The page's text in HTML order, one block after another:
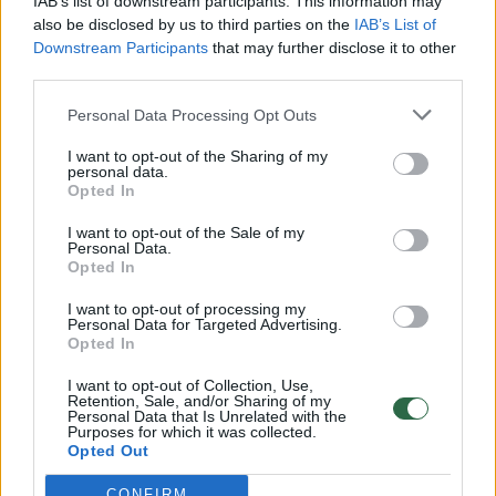
also be disclosed by us to third parties on the IAB’s List of
Downstream Participants that may further disclose it to other
Personal Data Processing Opt Outs
I want to opt-out of the Sharing of my
personal data.
Opted In
I want to opt-out of the Sale of my
Personal Data.
Opted In
I want to opt-out of processing my
Personal Data for Targeted Advertising.
Opted In
I want to opt-out of Collection, Use,
Retention, Sale, and/or Sharing of my
Personal Data that Is Unrelated with the
Purposes for which it was collected.
Opted Out
vaiko gyvybių išgelbėti nepavyko
Žinios | Lietuvos diena
00:00:57
Savaitės vidurys nusimato karštas: temperatūra kils iki
32 laipsnių šilumos
Žinios | Orai
Nufilmavo, kaip patvino Vilniaus Vakarinis aplinkkelis:
Žinios | Lietuvos diena
00:15:54
V. Zalužno pasisakymą laiko bandymu įsitvirtinti
Ukrainos politikoje: jis yra neteisus